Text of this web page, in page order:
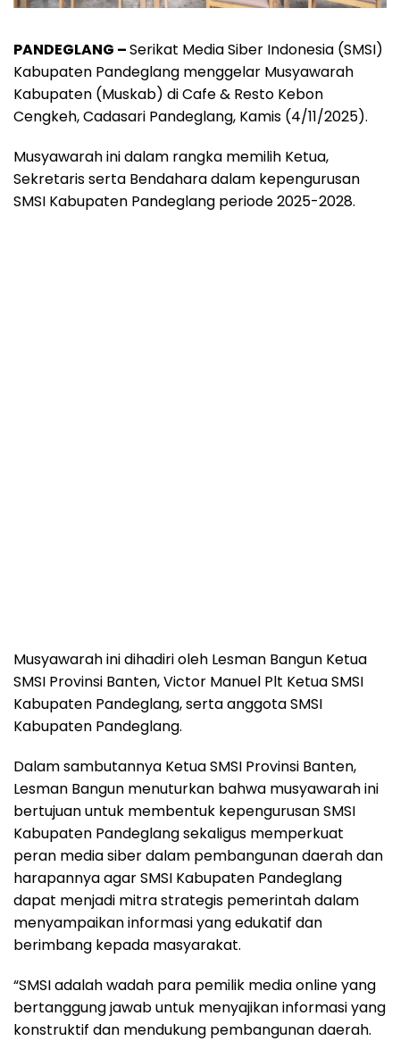
PANDEGLANG –Serikat Media Siber Indonesia (SMSI)
Kabupaten Pandeglang menggelar Musyawarah
Kabupaten (Muskab) di Cafe & Resto Kebon
Cengkeh, Cadasari Pandeglang, Kamis (4/11/2025).
Musyawarah ini dalam rangka memilih Ketua,
Sekretaris serta Bendahara dalam kepengurusan
SMSI Kabupaten Pandeglang periode 2025-2028.
Musyawarah ini dihadiri oleh Lesman Bangun Ketua
SMSI Provinsi Banten, Victor Manuel Plt Ketua SMSI
Kabupaten Pandeglang, serta anggota SMSI
Kabupaten Pandeglang.
Dalam sambutannya Ketua SMSI Provinsi Banten,
Lesman Bangun menuturkan bahwa musyawarah ini
bertujuan untuk membentuk kepengurusan SMSI
Kabupaten Pandeglang sekaligus memperkuat
peran media siber dalam pembangunan daerah dan
harapannya agar SMSI Kabupaten Pandeglang
dapat menjadi mitra strategis pemerintah dalam
menyampaikan informasi yang edukatif dan
berimbang kepada masyarakat.
“SMSI adalah wadah para pemilik media online yang
bertanggung jawab untuk menyajikan informasi yang
konstruktif dan mendukung pembangunan daerah.